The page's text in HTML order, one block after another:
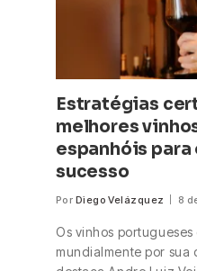
Estratégias
melhores
espanhóis
sucesso
Por Diego Velázquez 8
Os vinhos
mundialmente por